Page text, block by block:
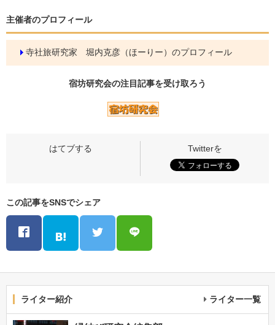
主催者のプロフィール
寺社旅研究家 堀内克彦（ほーりー）のプロフィール
宿坊研究会の注目記事を受け取ろう
この記事をSNSでシェア
ライター紹介 ライター一覧